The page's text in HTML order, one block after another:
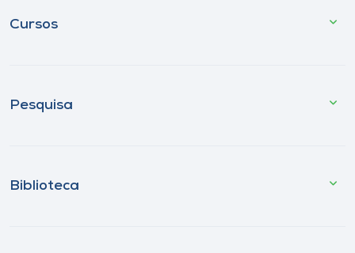
Cursos
Pesquisa
Biblioteca